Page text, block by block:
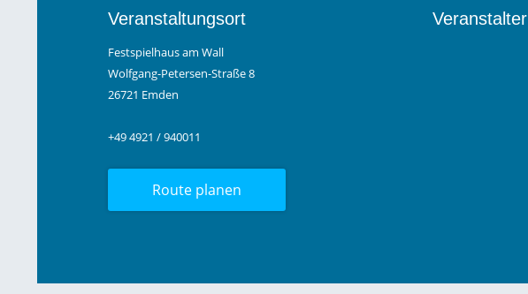
Veranstaltungsort
Festspielhaus am Wall
Wolfgang-Petersen-Straße 8
26721 Emden
+49 4921 / 940011
Route planen
Veranstalter